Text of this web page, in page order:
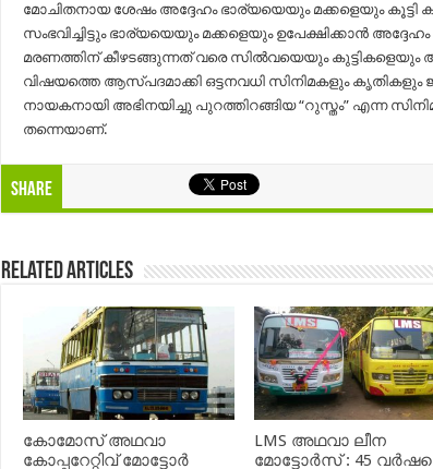
മോചിതനായ ശേഷം അദ്ദേഹം ഭാര്യയെയും മക്കളെയും
സംഭവിച്ചിട്ടും ഭാര്യയെയും മക്കളെയും ഉപേക്ഷിക്കാന്‍
മരണത്തിന് കീഴടങ്ങുന്നത് വരെ സില്‍വയെയും
വിഷയത്തെ ആസ്പദമാക്കി ഒട്ടനവധി സിനിമകളും
നായകനായി അഭിനയിച്ചു പുറത്തിറങ്ങിയ “റുസ്തം” എന്ന
തന്നെയാണ്.
Share
Related Articles
കോമോസ് അഥവാ
കോപ്പറേറ്റിവ് മോട്ടോര്‍
LMS അഥവാ ലീന
മോട്ടോർസ് : 45